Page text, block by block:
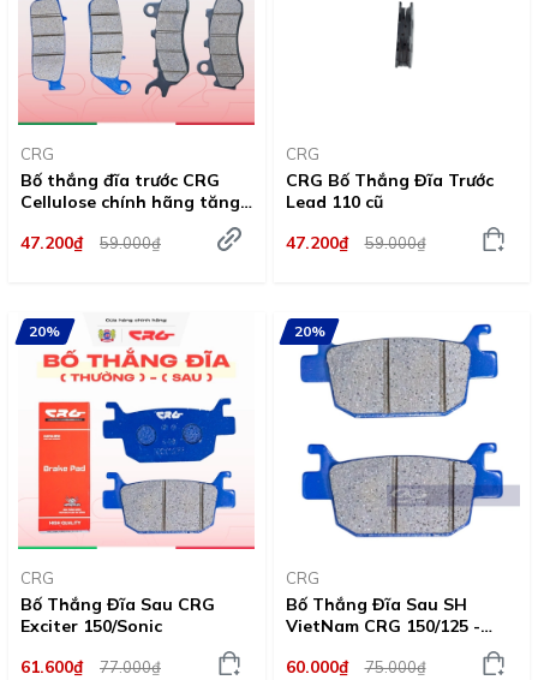
CRG
Bố thắng đĩa trước CRG
Cellulose chính hãng tăng
ma sát ceramic chống cháy
47.200₫
59.000₫
CRG
CRG Bố Thắng Đĩa Trước
Lead 110 cũ
47.200₫
59.000₫
20%
CRG
Bố Thắng Đĩa Sau CRG
Exciter 150/Sonic
61.600₫
77.000₫
20%
CRG
Bố Thắng Đĩa Sau SH
VietNam CRG 150/125 -
60.000₫
75.000₫